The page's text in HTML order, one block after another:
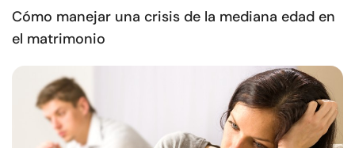
Cómo manejar una crisis de la mediana edad en
el matrimonio